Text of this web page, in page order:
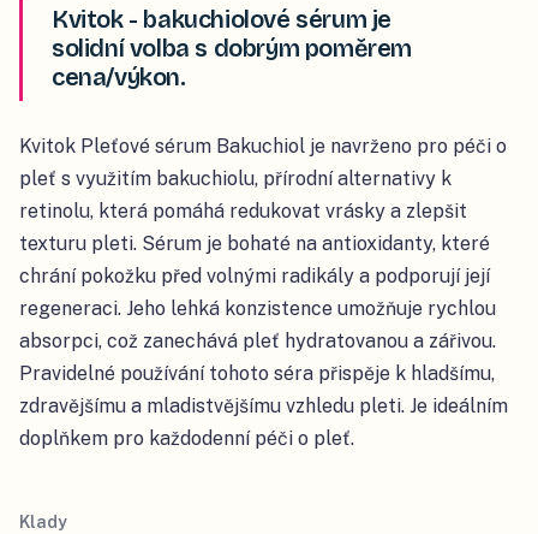
Kvitok - bakuchiolové sérum je
solidní volba s dobrým poměrem
cena/výkon.
Kvitok Pleťové sérum Bakuchiol je navrženo pro péči o
pleť s využitím bakuchiolu, přírodní alternativy k
retinolu, která pomáhá redukovat vrásky a zlepšit
texturu pleti. Sérum je bohaté na antioxidanty, které
chrání pokožku před volnými radikály a podporují její
regeneraci. Jeho lehká konzistence umožňuje rychlou
absorpci, což zanechává pleť hydratovanou a zářivou.
Pravidelné používání tohoto séra přispěje k hladšímu,
zdravějšímu a mladistvějšímu vzhledu pleti. Je ideálním
doplňkem pro každodenní péči o pleť.
Klady